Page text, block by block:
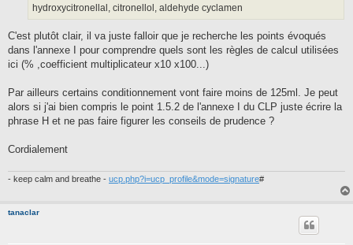
hydroxycitronellal, citronellol, aldehyde cyclamen
C'est plutôt clair, il va juste falloir que je recherche les points évoqués
dans l'annexe I pour comprendre quels sont les règles de calcul utilisées
ici (% ,coefficient multiplicateur x10 x100...)
Par ailleurs certains conditionnement vont faire moins de 125ml. Je peut
alors si j'ai bien compris le point 1.5.2 de l'annexe I du CLP juste écrire la
phrase H et ne pas faire figurer les conseils de prudence ?
Cordialement
- keep calm and breathe - ucp.php?i=ucp_profile&mode=signature#
tanaclar